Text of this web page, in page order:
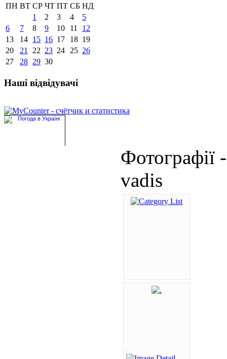
ПН ВТ СР ЧТ ПТ СБ НД
1
2 3 4
5
6
7 8 9 10 11
12
13
14 15 16 17 18 19
20
21 22 23 24 25 26
27
28 29 30
Наші відвідувачі
Фотографії
vadis
.